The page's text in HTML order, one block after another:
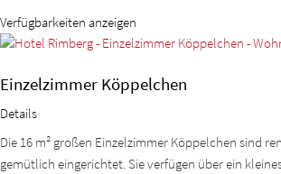
Verfügbarkeiten anzeigen
Einzelzimmer Köppelchen
Details
Die 16 m² großen Einzelzimmer Köppelchen sind
gemütlich eingerichtet. Sie verfügen über ein